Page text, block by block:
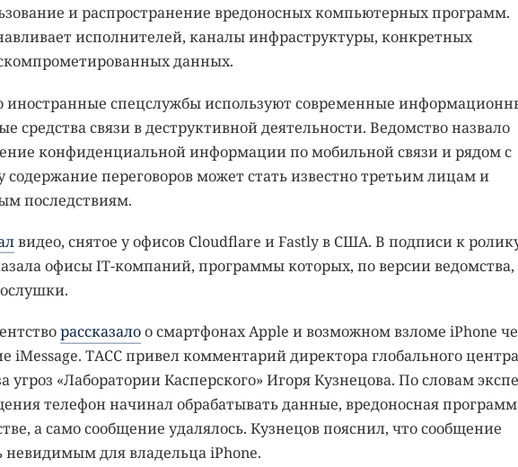
и распространение вредоносных компьютерных программ.
исполнителей, каналы инфраструктуры, конкретных
данных.
иностранные спецслужбы используют современные
средства связи в деструктивной деятельности. Ведомство назвало
конфиденциальной информации по мобильной связи и рядом с
содержание переговоров может стать известно третьим лицам и
последствиям.
видео, снятое у офисов Cloudflare и Fastly в США. В подписи к
офисы IT-компаний, программы которых, по версии ведомства,
рассказалоо смартфонах Apple и возможном взломе iPhone
iMessage. ТАСС привел комментарий директора глобального центра
угроз «Лаборатории Касперского» Игоря Кузнецова. По словам
телефон начинал обрабатывать данные, вредоносная
а само сообщение удалялось. Кузнецов пояснил, что сообщение
невидимым для владельца iPhone.